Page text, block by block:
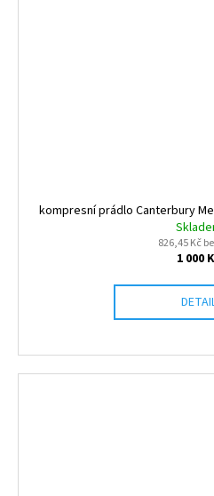
kompresní prádlo Canterbury
826,45 Kč
1 000